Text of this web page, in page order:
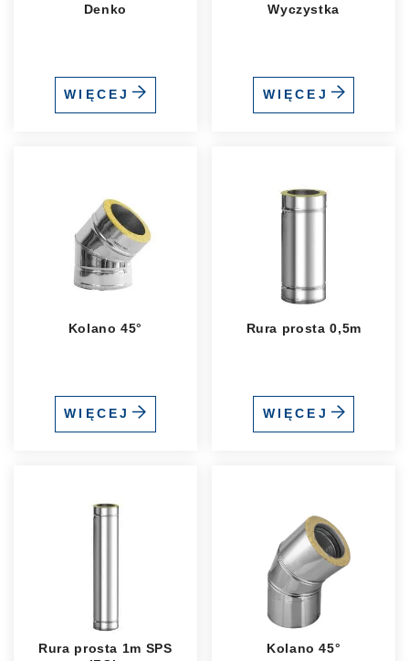
Denko
WIĘCEJ
Wyczystka
WIĘCEJ
Kolano 45°
WIĘCEJ
Rura prosta 0,5m
WIĘCEJ
Rura prosta 1m SPS
Kolano 45°